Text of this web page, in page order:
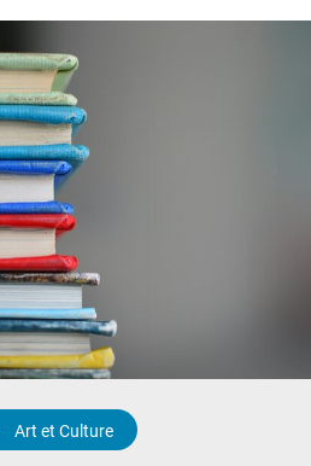
Art et Culture